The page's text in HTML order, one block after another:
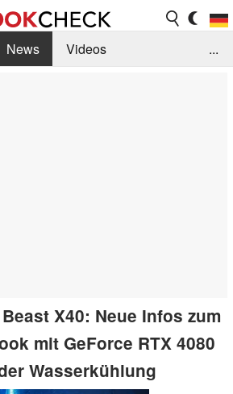
News
Videos
...
X40: Neue Infos zum
mit GeForce RTX 4080
Wasserkühlung